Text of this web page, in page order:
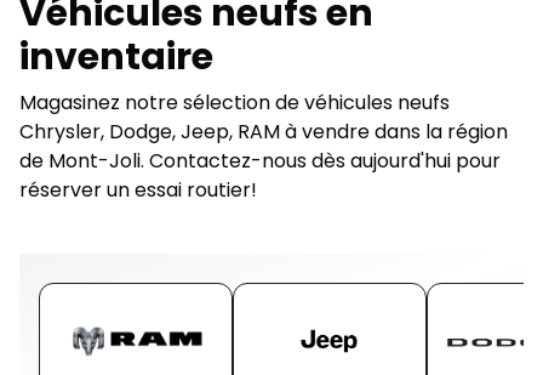
Véhicules neufs en
inventaire
Magasinez notre sélection de véhicules neufs
Chrysler, Dodge, Jeep, RAM à vendre dans la région
de Mont-Joli. Contactez-nous dès aujourd'hui pour
réserver un essai routier!